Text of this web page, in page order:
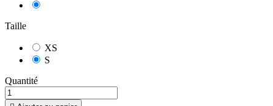
Taille
XS
S
Quantité